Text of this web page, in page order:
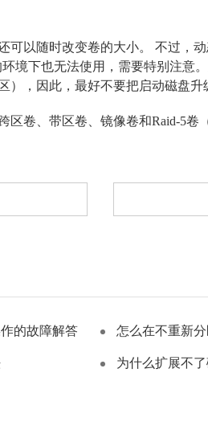
以随时改变卷的大小。 不过，
环境下也无法使用，需要特别注意
，因此，最好不要把启动磁盘升
卷、带区卷、镜像卷和Raid-5卷
的故障解答 怎么在不重新
为什么扩展不